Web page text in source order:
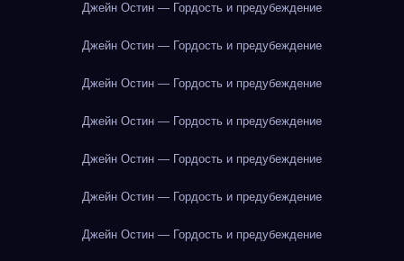
Джейн Остин — Гордость и предубеждение
Джейн Остин — Гордость и предубеждение
Джейн Остин — Гордость и предубеждение
Джейн Остин — Гордость и предубеждение
Джейн Остин — Гордость и предубеждение
Джейн Остин — Гордость и предубеждение
Джейн Остин — Гордость и предубеждение